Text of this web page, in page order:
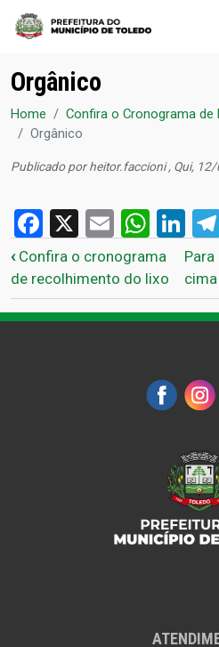
Orgânico
Home
Confira o Cronograma de
Orgânico
Publicado porheitor.faccioni, Qui,
Facebook
X Email
Links de
‹Confira o cronograma
de recolhimento do lixo
Para
cima